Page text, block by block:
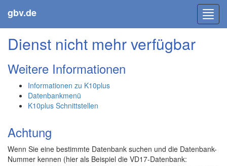
gbv.de
Dienst nicht mehr verfügbar
Weitere Informationen
Informationen zu K10plus
Datenbankmenü
K10plus Schnittstellen
Achtung
Wenn Sie eine bestimmte Datenbank suchen und die Datenbank-
Nummer kennen (hier als Beispiel die VD17-Datenbank: